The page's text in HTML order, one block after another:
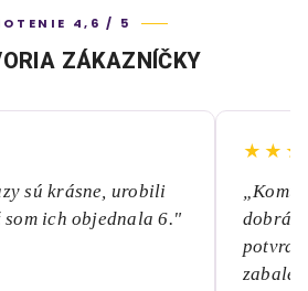
4,6 / 5
ZÁKAZNÍČKY
sú krásne, urobili
ich objednala 6."
dobrá,